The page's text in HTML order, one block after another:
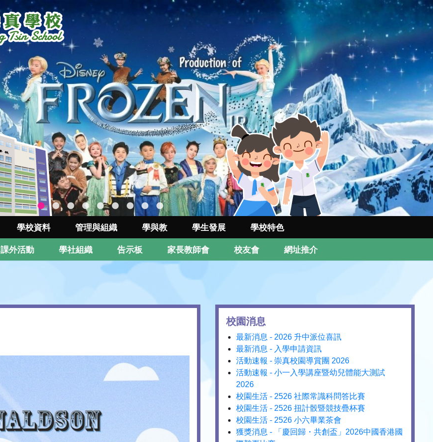
學校資料 管理與組織 學與教 學生發展 學校特色
課外活動 學社組織 告示板 家長教師會 校友會 網址推介
校園消息
最新消息 - 2026 升中派位喜訊
最新消息 - 入學申請資訊
活動速報 - 崇真校園導賞團 2026
活動速報 - 小一入學講座暨幼兒體能大測試
2026
校園生活 - 2526 社際常識科問答比賽
校園生活 - 2526 扭計骰暨競技疊杯賽
校園生活 - 2526 小六畢業茶會
獲獎消息 - 「慶回歸・共創盃」2026中國香港國